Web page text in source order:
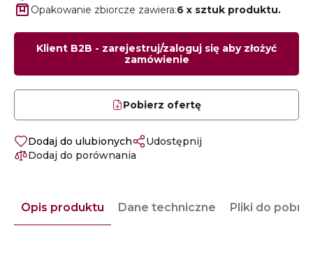
Opakowanie zbiorcze zawiera:6 x sztuk produktu.
Klient B2B - zarejestruj/zaloguj się aby złożyć
zamówienie
Pobierz ofertę
Dodaj do ulubionych
Udostępnij
Dodaj do porównania
Opis produktu Dane techniczne Pliki do